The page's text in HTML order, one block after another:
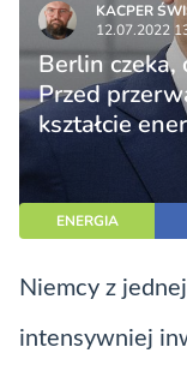
KACPER
12.07.2022
Berlin czeka,
Przed
kształcie
ENERGIA
Niemcy z
intensywniej